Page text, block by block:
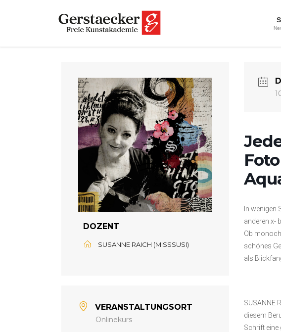
DOZENT
SUSANNE RAICH (MISSSUSI)
VERANSTALTUNGSORT
Onlinekurs
In wenigen
anderen x-
Ob
schönes
als
SUSANNE
diesem
Schrift eine